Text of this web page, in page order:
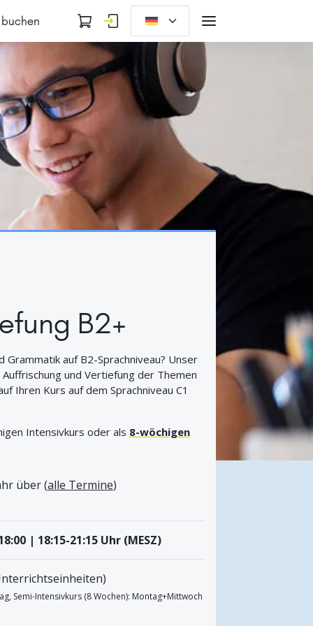
buchen
B2+
auf B2-Sprachniveau? Unser
und Vertiefung der Themen
Ihren Kurs auf dem Sprachniveau C1
Intensivkurs oder als 8-wöchigen
über (alle Termine)
| 18:15-21:15 Uhr (MESZ)
Semi-Intensivkurs (8 Wochen): Montag+Mittwoch